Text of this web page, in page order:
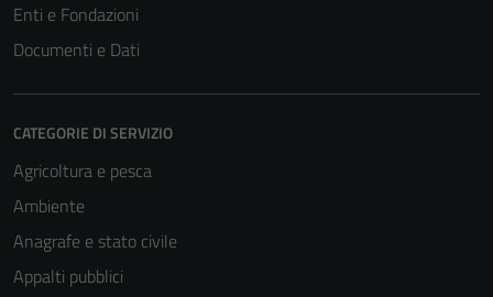
Enti e Fondazioni
Documenti e Dati
CATEGORIE DI SERVIZIO
Agricoltura e pesca
Ambiente
Anagrafe e stato civile
Appalti pubblici